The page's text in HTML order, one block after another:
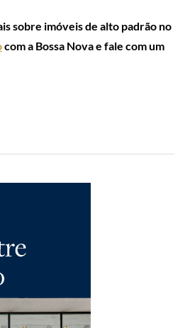
sobre imóveis de alto padrão no
com a Bossa Nova e fale com um